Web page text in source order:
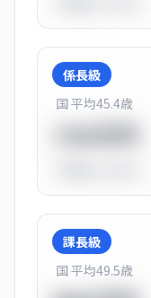
係長級
国 平均45.4歳
課長級
国 平均49.5歳